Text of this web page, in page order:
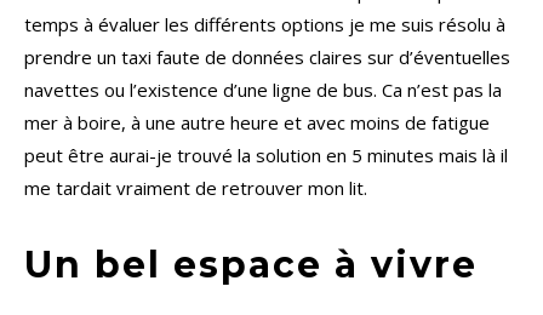
temps à évaluer les différents options je me suis résolu à
prendre un taxi faute de données claires sur d’éventuelles
navettes ou l’existence d’une ligne de bus. Ca n’est pas la
mer à boire, à une autre heure et avec moins de fatigue
peut être aurai-je trouvé la solution en 5 minutes mais là il
me tardait vraiment de retrouver mon lit.
Un bel espace à vivre